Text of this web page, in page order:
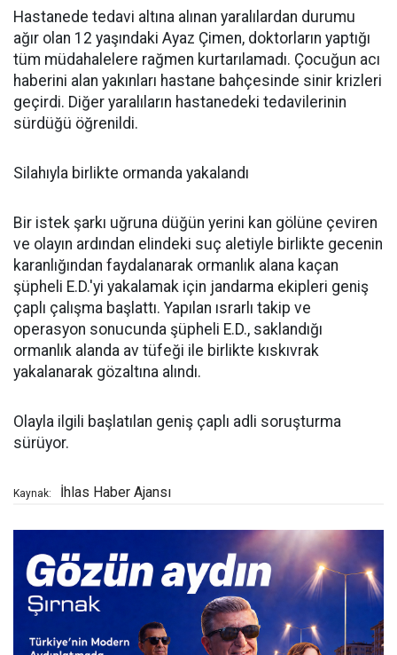
Hastanede tedavi altına alınan yaralılardan durumu
ağır olan 12 yaşındaki Ayaz Çimen, doktorların yaptığı
tüm müdahalelere rağmen kurtarılamadı. Çocuğun acı
haberini alan yakınları hastane bahçesinde sinir krizleri
geçirdi. Diğer yaralıların hastanedeki tedavilerinin
sürdüğü öğrenildi.
Silahıyla birlikte ormanda yakalandı
Bir istek şarkı uğruna düğün yerini kan gölüne çeviren
ve olayın ardından elindeki suç aletiyle birlikte gecenin
karanlığından faydalanarak ormanlık alana kaçan
şüpheli E.D.'yi yakalamak için jandarma ekipleri geniş
çaplı çalışma başlattı. Yapılan ısrarlı takip ve
operasyon sonucunda şüpheli E.D., saklandığı
ormanlık alanda av tüfeği ile birlikte kıskıvrak
yakalanarak gözaltına alındı.
Olayla ilgili başlatılan geniş çaplı adli soruşturma
sürüyor.
Kaynak: İhlas Haber Ajansı